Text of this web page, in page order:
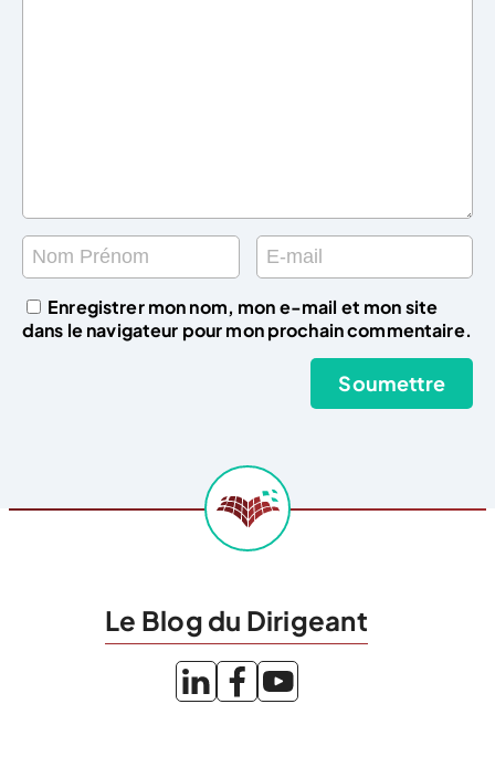
Enregistrer mon nom, mon e-mail et mon site
dans le navigateur pour mon prochain commentaire.
Le Blog du Dirigeant